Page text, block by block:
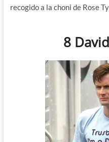
recogido a la choni de Rose
8